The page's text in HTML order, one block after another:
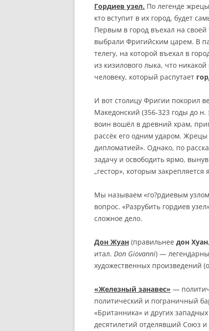
Гордиев узел. По легенде
кто вступит в их город, будет
Первым в город въехал на своей
выбрали Фригийским царем. В
телегу, на которой въехал в
из кизилового лыка, что
человеку, который распутает
И вот столицу Фригии покорил
Македонский (356-323 годы до
воин вошёл в древний храм,
рассёк его одним ударом.
дипломатией». Однако, по
задачу и освободить ярмо,
„гестор», которым
Мы называем «го?рдиевым
вопрос. «Разрубить гордиев
сложное дело.
Дон Жуан (правильнее дон Хуан
итал. Don Giovanni) —
художественных произведений
«Железный занавес» —
политический и пограничный
«Британника» и других
десятилетий отделявший Союз и